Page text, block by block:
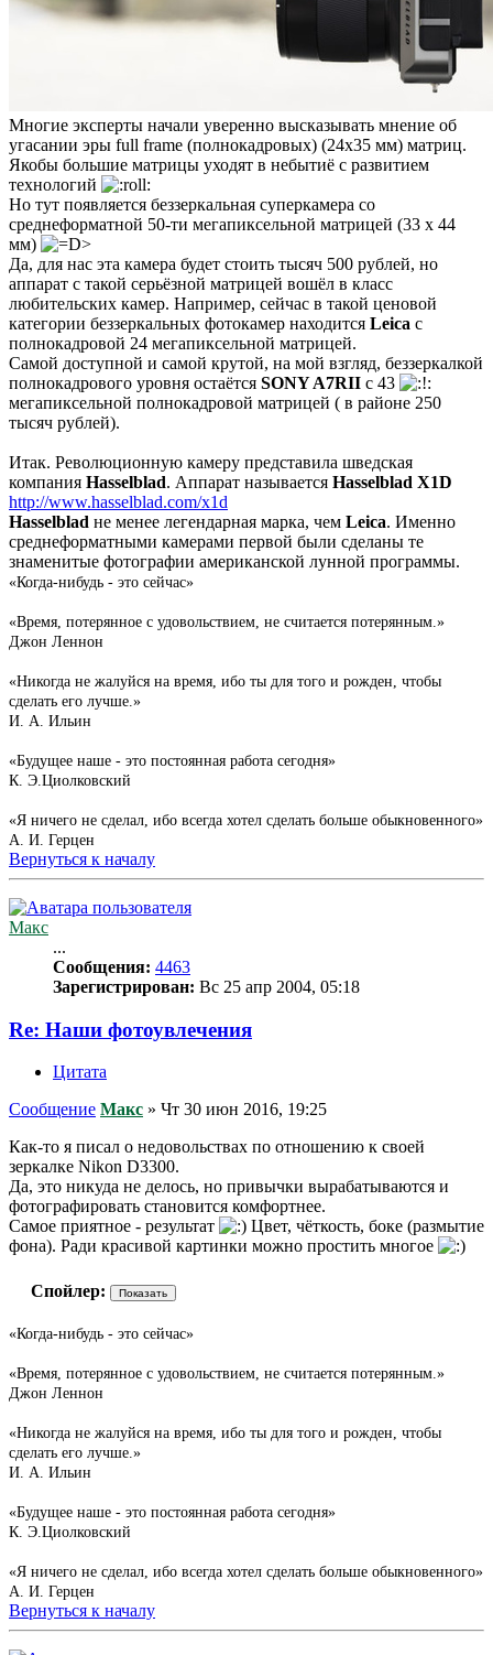
Многие эксперты начали уверенно высказывать мнение об
угасании эры full frame (полнокадровых) (24х35 мм) матриц.
Якобы большие матрицы уходят в небытиё с развитием
технологий
Но тут появляется беззеркальная суперкамера со
среднеформатной 50-ти мегапиксельной матрицей (33 x 44
мм)
Да, для нас эта камера будет стоить тысяч 500 рублей, но
аппарат с такой серьёзной матрицей вошёл в класс
любительских камер. Например, сейчас в такой ценовой
категории беззеркальных фотокамер находится Leica с
полнокадровой 24 мегапиксельной матрицей.
Самой доступной и самой крутой, на мой взгляд, беззеркалкой
полнокадрового уровня остаётся SONY A7RII с 43
мегапиксельной полнокадровой матрицей ( в районе 250
тысяч рублей).
Итак. Революционную камеру представила шведская
компания Hasselblad. Аппарат называется Hasselblad X1D
http://www.hasselblad.com/x1d
Hasselblad не менее легендарная марка, чем Leica. Именно
среднеформатными камерами первой были сделаны те
знаменитые фотографии американской лунной программы.
«Когда-нибудь - это сейчас»
«Время, потерянное с удовольствием, не считается потерянным.»
Джон Леннон
«Никогда не жалуйся на время, ибо ты для того и рожден, чтобы
сделать его лучше.»
И. А. Ильин
«Будущее наше - это постоянная работа сегодня»
К. Э.Циолковский
«Я ничего не сделал, ибо всегда хотел сделать больше обыкновенного»
А. И. Герцен
Вернуться к началу
Макс
...
Сообщения: 4463
Зарегистрирован: Вс 25 апр 2004, 05:18
Re: Наши фотоувлечения
Цитата
Сообщение Макс » Чт 30 июн 2016, 19:25
Как-то я писал о недовольствах по отношению к своей
зеркалке Nikon D3300.
Да, это никуда не делось, но привычки вырабатываются и
фотографировать становится комфортнее.
Самое приятное - результат
Цвет, чёткость, боке (размытие
фона). Ради красивой картинки можно простить многое
Спойлер:
«Когда-нибудь - это сейчас»
«Время, потерянное с удовольствием, не считается потерянным.»
Джон Леннон
«Никогда не жалуйся на время, ибо ты для того и рожден, чтобы
сделать его лучше.»
И. А. Ильин
«Будущее наше - это постоянная работа сегодня»
К. Э.Циолковский
«Я ничего не сделал, ибо всегда хотел сделать больше обыкновенного»
А. И. Герцен
Вернуться к началу